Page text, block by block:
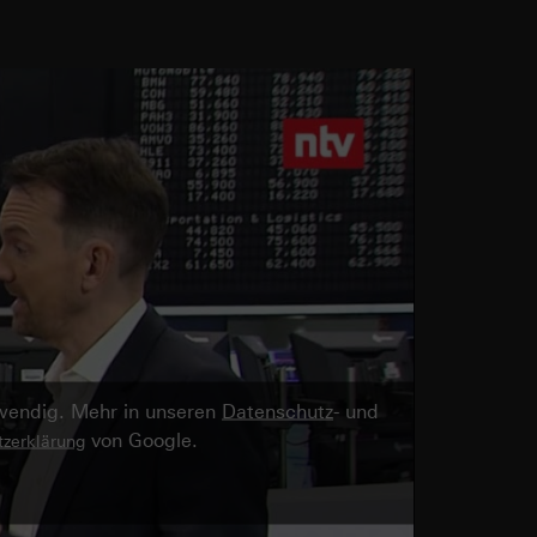
Mehr in unseren Datenschutz- und
von Google.